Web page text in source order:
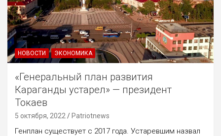
НОВОСТИ ЭКОНОМИКА
«Генеральный план развития
Караганды устарел» — президент
Токаев
5 октября, 2022 Patriotnews
Генплан существует с 2017 года. Устаревшим назвал